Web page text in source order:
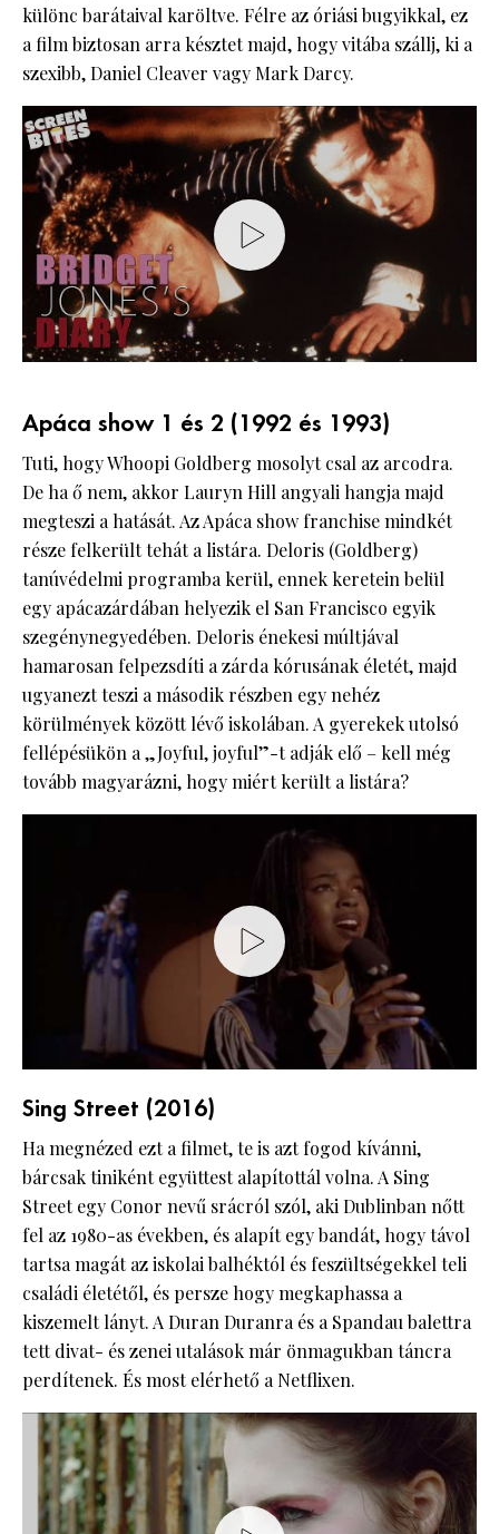
különc barátaival karöltve. Félre az óriási bugyikkal, ez
a film biztosan arra késztet majd, hogy vitába szállj, ki a
szexibb, Daniel Cleaver vagy Mark Darcy.
Apáca show 1 és 2 (1992 és 1993)
Tuti, hogy Whoopi Goldberg mosolyt csal az arcodra.
De ha ő nem, akkor Lauryn Hill angyali hangja majd
megteszi a hatását. Az Apáca show franchise mindkét
része felkerült tehát a listára. Deloris (Goldberg)
tanúvédelmi programba kerül, ennek keretein belül
egy apácazárdában helyezik el San Francisco egyik
szegénynegyedében. Deloris énekesi múltjával
hamarosan felpezsdíti a zárda kórusának életét, majd
ugyanezt teszi a második részben egy nehéz
körülmények között lévő iskolában. A gyerekek utolsó
fellépésükön a „Joyful, joyful”-t adják elő – kell még
tovább magyarázni, hogy miért került a listára?
Sing Street (2016)
Ha megnézed ezt a filmet, te is azt fogod kívánni,
bárcsak tiniként együttest alapítottál volna. A Sing
Street egy Conor nevű srácról szól, aki Dublinban nőtt
fel az 1980-as években, és alapít egy bandát, hogy távol
tartsa magát az iskolai balhéktól és feszültségekkel teli
családi életétől, és persze hogy megkaphassa a
kiszemelt lányt. A Duran Duranra és a Spandau balettra
tett divat- és zenei utalások már önmagukban táncra
perdítenek. És most elérhető a Netflixen.